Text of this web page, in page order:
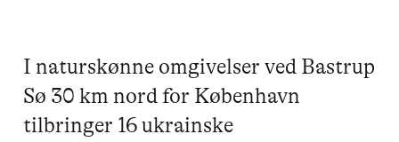
I naturskønne omgivelser ved Bastrup
Sø 30 km nord for København
tilbringer 16 ukrainske